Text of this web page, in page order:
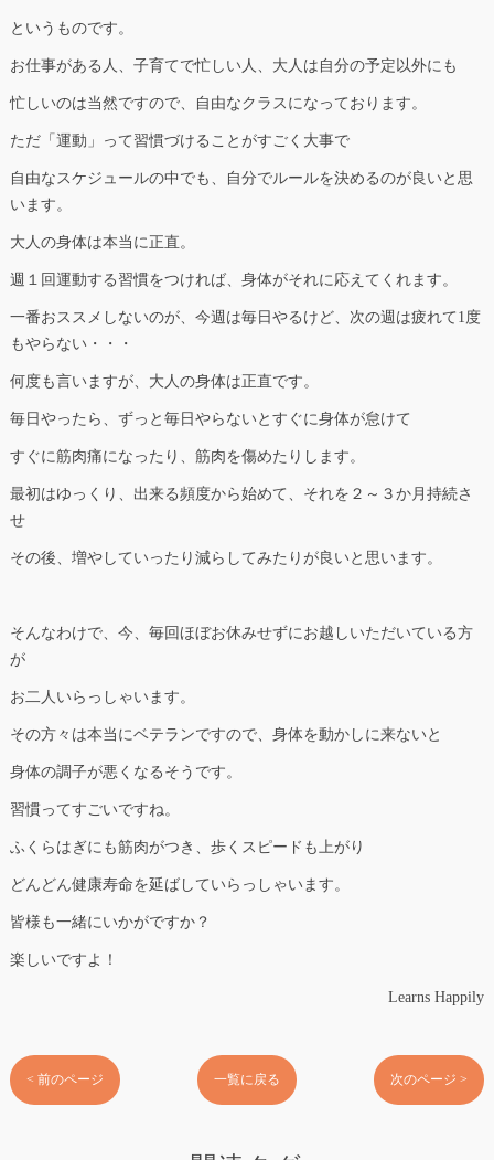
というものです。
お仕事がある人、子育てで忙しい人、大人は自分の予定以外にも
忙しいのは当然ですので、自由なクラスになっております。
ただ「運動」って習慣づけることがすごく大事で
自由なスケジュールの中でも、自分でルールを決めるのが良いと思
います。
大人の身体は本当に正直。
週１回運動する習慣をつければ、身体がそれに応えてくれます。
一番おススメしないのが、今週は毎日やるけど、次の週は疲れて1度
もやらない・・・
何度も言いますが、大人の身体は正直です。
毎日やったら、ずっと毎日やらないとすぐに身体が怠けて
すぐに筋肉痛になったり、筋肉を傷めたりします。
最初はゆっくり、出来る頻度から始めて、それを２～３か月持続さ
せ
その後、増やしていったり減らしてみたりが良いと思います。
そんなわけで、今、毎回ほぼお休みせずにお越しいただいている方
が
お二人いらっしゃいます。
その方々は本当にベテランですので、身体を動かしに来ないと
身体の調子が悪くなるそうです。
習慣ってすごいですね。
ふくらはぎにも筋肉がつき、歩くスピードも上がり
どんどん健康寿命を延ばしていらっしゃいます。
皆様も一緒にいかがですか？
楽しいですよ！
Learns Happily
< 前のページ 一覧に戻る 次のページ >